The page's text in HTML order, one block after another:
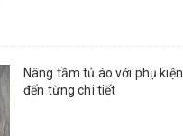
Nâng tầm tủ áo với phụ
đến từng chi tiết